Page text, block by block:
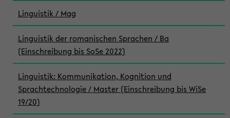
Linguistik / Mag
Linguistik der romanischen Sprachen / Ba
(Einschreibung bis SoSe 2022)
Linguistik: Kommunikation, Kognition und
Sprachtechnologie / Master (Einschreibung bis WiSe
19/20)